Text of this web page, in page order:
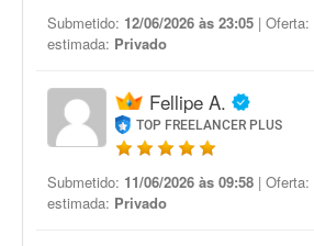
Submetido: 12/06/2026 às 23:05 | Oferta:
estimada: Privado
Fellipe A.
TOP FREELANCER PLUS
Submetido: 11/06/2026 às 09:58 | Oferta:
estimada: Privado